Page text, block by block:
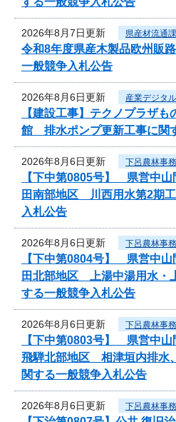
2026年8月7日更新 県産材流通課
令和8年度県産木製品欧州販
一般競争入札公告
2026年8月6日更新 産業デジタ
【建設工事】テクノプラザ
館 排水ポンプ更新工事に関
2026年8月6日更新 下呂農林事
【下中第0805号】 県営中
田南部地区 川西用水第2期
入札公告
2026年8月6日更新 下呂農林事
【下中第0804号】 県営中
田北部地区 上湯中湯用水・
する一般競争入札公告
2026年8月6日更新 下呂農林事
【下中第0803号】 県営中
飛騨北部地区 相津垣内排水
関する一般競争入札公告
2026年8月6日更新 下呂農林事